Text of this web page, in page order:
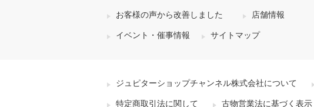
お客様の声から改善しました 店舗情報
イベント・催事情報 サイトマップ
ジュピターショップチャンネル株式会社について
特定商取引法に関して 古物営業法に基づく表示